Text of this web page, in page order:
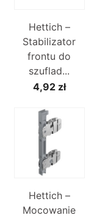
Hettich –
Stabilizator
frontu do
szuflad...
4,92 zł
Hettich –
Mocowanie